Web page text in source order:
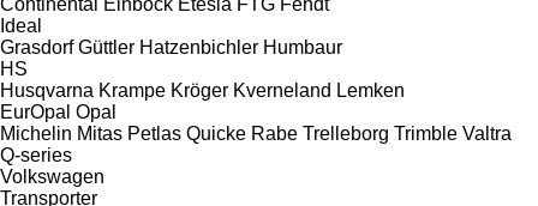
Ideal
Grasdorf Güttler Hatzenbichler Humbaur
HS
Husqvarna Krampe Kröger Kverneland Lemken
EurOpal Opal
Michelin Mitas Petlas Quicke Rabe Trelleborg Trimble Valtra
Q-series
Volkswagen
Transporter